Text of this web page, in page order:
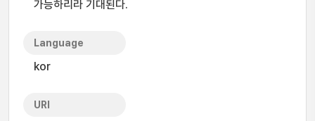
가능하리라 기대된다.
Language
kor
URI